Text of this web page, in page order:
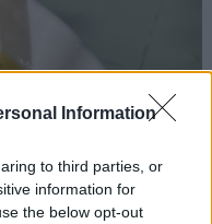
Information
to third parties, or
information for
the below opt-out